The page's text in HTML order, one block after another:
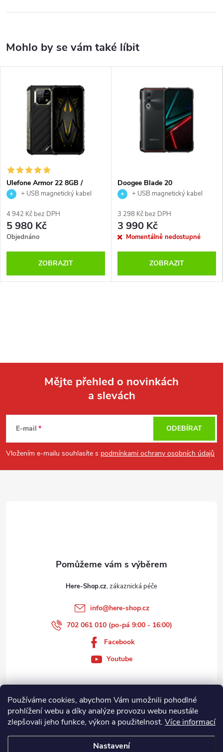
Používáme cookies, abychom Vám umožnili pohodlné
prohlížení webu a díky analýze provozu webu neustále
zlepšovali jeho funkce, výkon a použitelnost. Více informací
Nastavení
Ulefone Armor 22 8GB /
256GB+ USB magnetický kabel
4 942 Kč bez DPH
5 980 Kč
Objednáno
ZOBRAZIT
Doogee Blade 20
+ USB magnetický kabel
3 298 Kč bez DPH
3 990 Kč
Momentálně nedostupné
ZOBRAZIT
p
Mějte přehled o novinkách
a slevách
E-mail
Vložením e-mailu souhlasíte s podmínkami ochrany osobních údajů
ODEBÍRAT
Zákaznický servis
Here-Shop.cz
info@here-shop.cz
702 061 010 (po-pá 9:00 - 16:00)
Facebook
Youtube